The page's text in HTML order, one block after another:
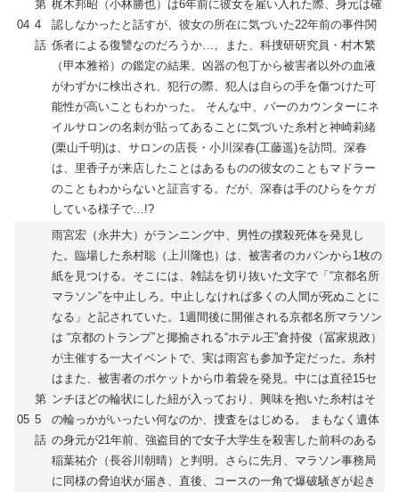
04
第
4
話
梶木邦昭（小林勝也）は6年前に彼女を雇い入れた際、身元は確
認しなかったと話すが、彼女の所在に気づいた22年前の事件関
係者による復讐なのだろうか…。また、科捜研研究員・村木繁
（甲本雅裕）の鑑定の結果、凶器の包丁から被害者以外の血液
がわずかに検出され、犯行の際、犯人は自らの手を傷つけた可
能性が高いこともわかった。 そんな中、バーのカウンターにネ
イルサロンの名刺が貼ってあることに気づいた糸村と神崎莉緒
(栗山千明)は、サロンの店長・小川深春(工藤遥)を訪問。深春
は、里香子が来店したことはあるものの彼女のこともマドラー
のこともわからないと証言する。だが、深春は手のひらをケガ
している様子で…!?
05
第
5
話
雨宮宏（永井大）がランニング中、男性の撲殺死体を発見し
た。臨場した糸村聡（上川隆也）は、被害者のカバンから1枚の
紙を見つける。そこには、雑誌を切り抜いた文字で「“京都名所
マラソン”を中止しろ。中止しなければ多くの人間が死ぬことに
なる」と記されていた。1週間後に開催される京都名所マラソン
は “京都のトランプ”と揶揄される“ホテル王”倉持俊（冨家規政）
が主催する一大イベントで、実は雨宮も参加予定だった。糸村
はまた、被害者のポケットから巾着袋を発見。中には直径15セ
ンチほどの輪状にした紐が入っており、興味を抱いた糸村はそ
の輪っかがいったい何なのか、捜査をはじめる。 まもなく遺体
の身元が21年前、強盗目的で女子大学生を殺害した前科のある
稲葉祐介（長谷川朝晴）と判明。さらに先月、マラソン事務局
に同様の脅迫状が届き、直後、コースの一角で爆破騒ぎが起き